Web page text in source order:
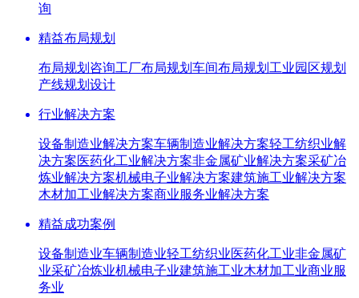
询
精益布局规划
布局规划咨询工厂布局规划 车间布局规划 工业园区规划
产线规划设计
行业解决方案
设备制造业解决方案车辆制造业解决方案轻工纺织业解
决方案医药化工业解决方案非金属矿业解决方案采矿冶
炼业解决方案机械电子业解决方案建筑施工业解决方案
木材加工业解决方案商业服务业解决方案
精益成功案例
设备制造业车辆制造业轻工纺织业医药化工业非金属矿
业采矿冶炼业机械电子业建筑施工业木材加工业商业服
务业